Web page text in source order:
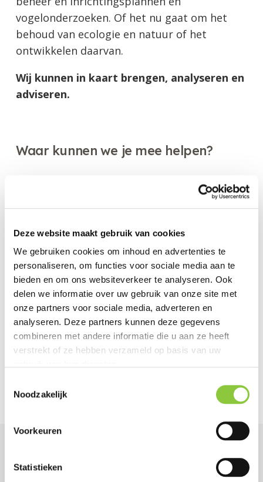
Deze website maakt gebruik van cookies
We gebruiken cookies om inhoud en advertenties te
personaliseren, om functies voor sociale media aan te
bieden en om ons websiteverkeer te analyseren. Ook
delen we informatie over uw gebruik van onze site met
onze partners voor sociale media, adverteren en
analyseren. Deze partners kunnen deze gegevens
combineren met andere informatie die u aan ze heeft
verstrekt of ze hebben verzameld op basis van uw
Noodzakelijk
Voorkeuren
Statistieken
vogelonderzoeken. Of het nu gaat om het
behoud van ecologie en natuur of het
ontwikkelen daarvan.
Wij kunnen in kaart brengen, analyseren en
adviseren.
Waar kunnen we je mee helpen?
BREEAM-NL
Toetsing Natuurnetwerk Nederland
Ecologisch werkprotocol
Beheerplan
Inrichtingsplan
Invasieve exoten
Niet direct duidelijk wat er